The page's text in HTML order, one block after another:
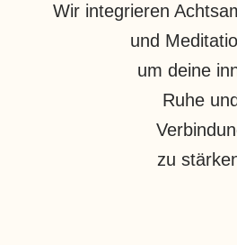
Wir integrieren
und
um deine
Ruhe und
zu